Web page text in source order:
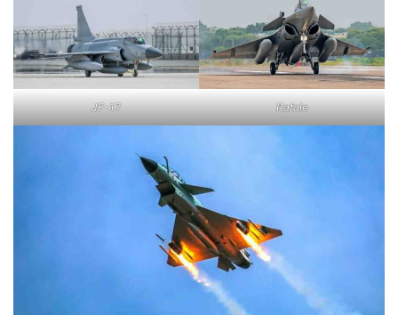
JF-17 Rafale